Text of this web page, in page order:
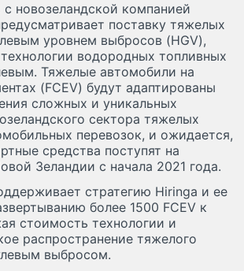
новозеландской компанией
поставку тяжелых
уровнем выбросов (HGV),
водородных топливных
Тяжелые автомобили на
(FCEV) будут адаптированы
сложных и уникальных
сектора тяжелых
перевозок, и ожидается,
средства поступят на
Зеландии с начала 2021 года.
стратегию Hiringa и ее
более 1500 FCEV к
стоимость технологии и
распространение тяжелого
выбросом.